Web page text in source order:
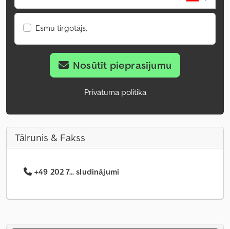
Esmu tirgotājs.
Nosūtīt pieprasījumu
Privātuma politika
Tālrunis & Fakss
+49 202 7... sludinājumi